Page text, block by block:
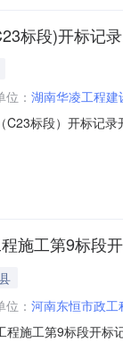
标段)开标记录
： 湖南华凌工程建
C23标段）开标记
人:张勋伟;报价
施工第9标段
： 河南东恒市政工
程施工第9标段开